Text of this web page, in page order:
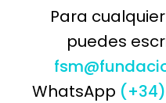
Para
puedes
WhatsApp